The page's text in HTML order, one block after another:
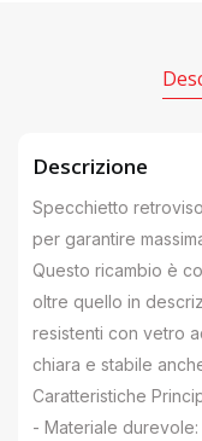
Descrizione
Specchietto
per garantire
Questo ricambio è
oltre quello in
resistenti con vetro
chiara e stabile
Caratteristiche
- Materiale